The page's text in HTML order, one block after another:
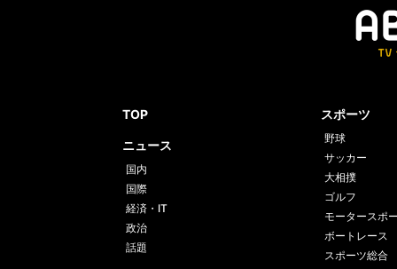
TOP
ニュース
国内
国際
経済・IT
政治
話題
スポーツ
野球
サッカー
大相撲
ゴルフ
モータースポ
ボートレース
スポーツ総合